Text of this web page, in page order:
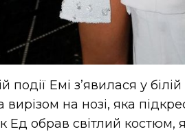
події Емі з’явилася у
вирізом на нозі, яка
Ед обрав світлий